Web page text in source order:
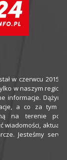
w czerwcu 2015
w naszym
informacje.
a co za tym
na terenie
wiadomości,
Jesteśmy